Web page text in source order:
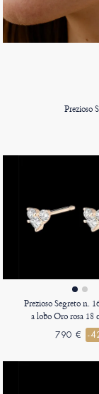
Prezioso
Prezioso Segreto n.
a lobo Oro rosa 18
790 € -